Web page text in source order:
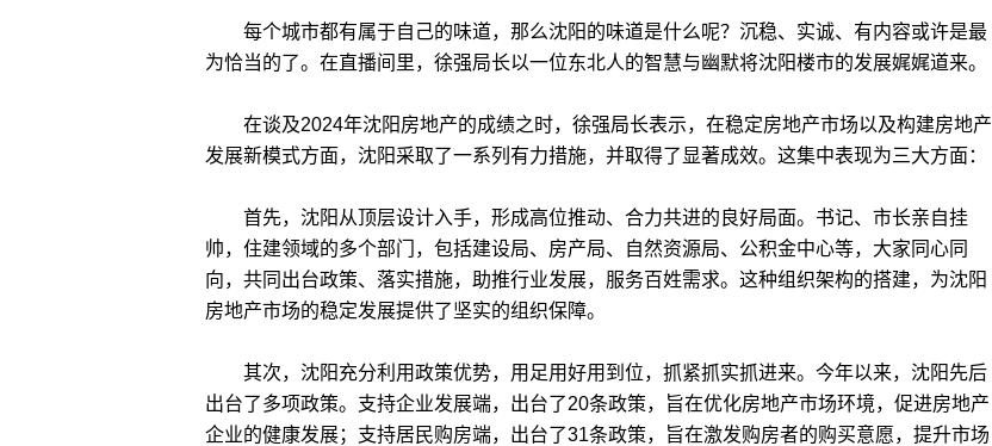
每个城市都有属于自己的味道，那么沈阳的味道是什么呢？沉稳、实诚、有内容或许是最
为恰当的了。在直播间里，徐强局长以一位东北人的智慧与幽默将沈阳楼市的发展娓娓道来。
在谈及2024年沈阳房地产的成绩之时，徐强局长表示，在稳定房地产市场以及构建房地产
发展新模式方面，沈阳采取了一系列有力措施，并取得了显著成效。这集中表现为三大方面：
首先，沈阳从顶层设计入手，形成高位推动、合力共进的良好局面。书记、市长亲自挂
帅，住建领域的多个部门，包括建设局、房产局、自然资源局、公积金中心等，大家同心同
向，共同出台政策、落实措施，助推行业发展，服务百姓需求。这种组织架构的搭建，为沈阳
房地产市场的稳定发展提供了坚实的组织保障。
其次，沈阳充分利用政策优势，用足用好用到位，抓紧抓实抓进来。今年以来，沈阳先后
出台了多项政策。支持企业发展端，出台了20条政策，旨在优化房地产市场环境，促进房地产
企业的健康发展；支持居民购房端，出台了31条政策，旨在激发购房者的购买意愿，提升市场